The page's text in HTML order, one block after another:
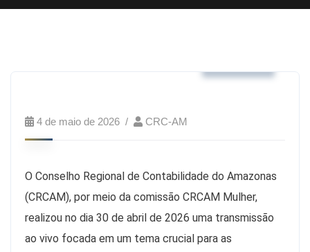
4 de maio de 2026 CRC-AM
O Conselho Regional de Contabilidade do Amazonas
(CRCAM), por meio da comissão CRCAM Mulher,
realizou no dia 30 de abril de 2026 uma transmissão
ao vivo focada em um tema crucial para as